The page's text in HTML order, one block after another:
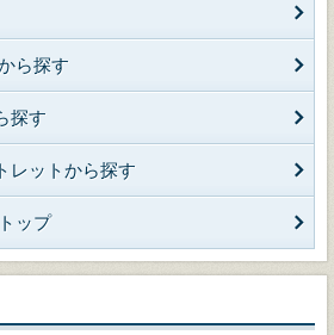
ら探す
探す
レットから探す
ップ